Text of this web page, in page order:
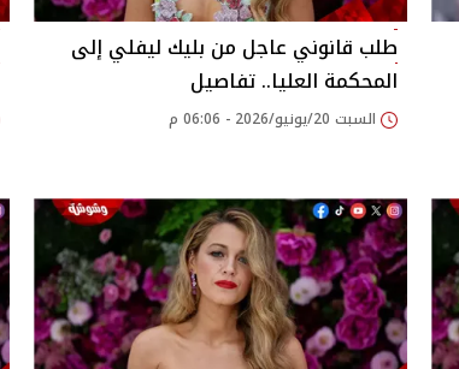
طلب قانوني عاجل من بليك ليفلي إلى
المحكمة العليا.. تفاصيل
السبت 20/يونيو/2026 - 06:06 م